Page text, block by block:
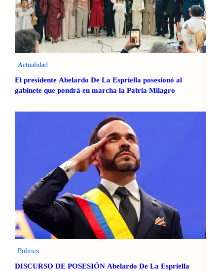
Actualidad
El presidente Abelardo De La Espriella posesionó al
gabinete que pondrá en marcha la Patria Milagro
Politica
DISCURSO DE POSESIÓN Abelardo De La Espriella